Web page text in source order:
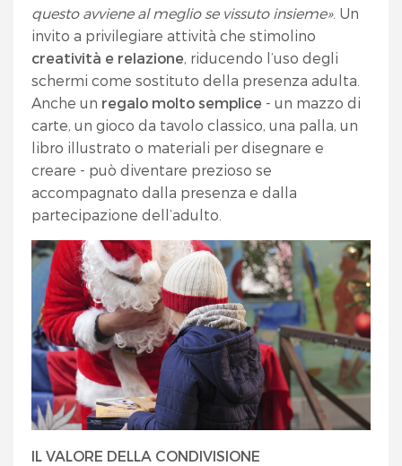
questo avviene al meglio se vissuto insieme». Un
invito a privilegiare attività che stimolino
creatività e relazione, riducendo l’uso degli
schermi come sostituto della presenza adulta.
Anche un regalo molto semplice - un mazzo di
carte, un gioco da tavolo classico, una palla, un
libro illustrato o materiali per disegnare e
creare - può diventare prezioso se
accompagnato dalla presenza e dalla
partecipazione dell’adulto.
IL VALORE DELLA CONDIVISIONE